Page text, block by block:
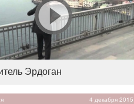
Эрдоган
4 декабря 2015